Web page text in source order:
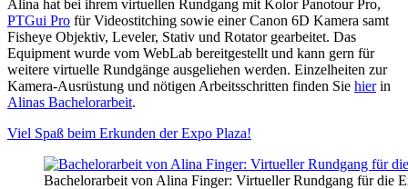
Alina hat bei ihrem virtuellen Rundgang mit Kolor Panotour Pro,
PTGui Pro für Videostitching sowie einer Canon 6D Kamera samt
Fisheye Objektiv, Leveler, Stativ und Rotator gearbeitet. Das
Equipment wurde vom WebLab bereitgestellt und kann gern für
weitere virtuelle Rundgänge ausgeliehen werden. Einzelheiten zur
Kamera-Ausrüstung und nötigen Arbeitsschritten finden Sie hierin
Alinas Bachelorarbeit.
Viel Spaß beim Erkunden der Expo Plaza!
Bachelorarbeit von Alina Finger: Virtueller Rundgang für die